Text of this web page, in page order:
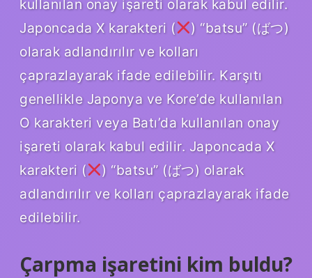
kullanılan onay işareti olarak kabul edilir.
Japoncada X karakteri (
) “batsu” (ばつ)
olarak adlandırılır ve kolları
çaprazlayarak ifade edilebilir. Karşıtı
genellikle Japonya ve Kore’de kullanılan
O karakteri veya Batı’da kullanılan onay
işareti olarak kabul edilir. Japoncada X
karakteri (
) “batsu” (ばつ) olarak
adlandırılır ve kolları çaprazlayarak ifade
edilebilir.
Çarpma işaretini kim buldu?